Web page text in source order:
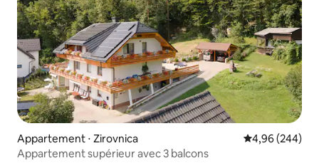
Appartement ⋅ Zirovnica Évaluation
4,96 (244)
Appartement supérieur avec 3 balcons